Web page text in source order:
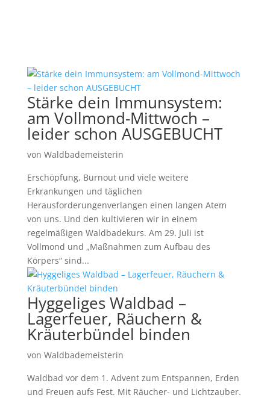
Stärke dein Immunsystem:
am Vollmond-Mittwoch –
leider schon AUSGEBUCHT
von Waldbademeisterin
Erschöpfung, Burnout und viele weitere
Erkrankungen und täglichen
Herausforderungenverlangen einen langen Atem
von uns. Und den kultivieren wir in einem
regelmäßigen Waldbadekurs. Am 29. Juli ist
Vollmond und „Maßnahmen zum Aufbau des
Körpers“ sind...
Hyggeliges Waldbad –
Lagerfeuer, Räuchern &
Kräuterbündel binden
von Waldbademeisterin
Waldbad vor dem 1. Advent zum Entspannen, Erden
und Freuen aufs Fest. Mit Räucher- und Lichtzauber.